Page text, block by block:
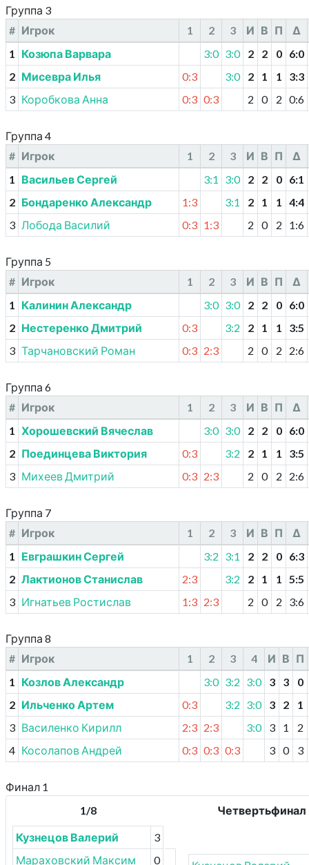
Группа 3
# Игрок 1 2 3 И В П
Δ
1
Козюпа Варвара 3:0 3:0 2 2 0 6:0
2 Мисевра Илья 0:3 3:0 2 1 1 3:3
3 Коробкова Анна 0:3 0:3 2 0 2 0:6
Группа 4
# Игрок 1 2 3 И В П
Δ
1
Васильев Сергей 3:1 3:0 2 2 0 6:1
2 Бондаренко Александр 1:3 3:1 2 1 1 4:4
3 Лобода Василий 0:3 1:3 2 0 2 1:6
Группа 5
# Игрок 1 2 3 И В П
Δ
1
Калинин Александр 3:0 3:0 2 2 0 6:0
2 Нестеренко Дмитрий 0:3 3:2 2 1 1 3:5
3 Тарчановский Роман 0:3 2:3 2 0 2 2:6
Группа 6
# Игрок 1 2 3 И В П
Δ
1
Хорошевский Вячеслав 3:0 3:0 2 2 0 6:0
2 Поединцева Виктория 0:3 3:2 2 1 1 3:5
3 Михеев Дмитрий 0:3 2:3 2 0 2 2:6
Группа 7
# Игрок 1 2 3 И В П
Δ
1
Евграшкин Сергей 3:2 3:1 2 2 0 6:3
2 Лактионов Станислав 2:3 3:2 2 1 1 5:5
3 Игнатьев Ростислав 1:3 2:3 2 0 2 3:6
Группа 8
# Игрок 1 2 3 4 И В П
1
Козлов Александр 3:0 3:2 3:0 3 3
0
2 Ильченко Артем 0:3 3:2 3:0 3 2
1
3 Василенко Кирилл 2:3 2:3 3:0 3 1
2
4 Косолапов Андрей 0:3 0:3 0:3 3 0 3
Финал 1
1/8
Четвертьфинал
Кузнецов Валерий
3
Мараховский Максим
0